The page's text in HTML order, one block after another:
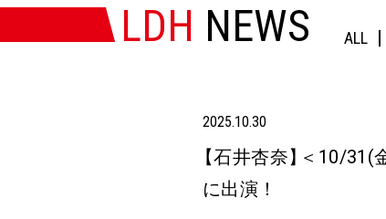
LDH NEWS ALL
2025.10.30
【石井杏奈】＜10/31(
に出演！